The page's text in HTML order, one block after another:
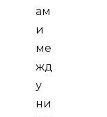
ам
и
ме
жд
у
ни